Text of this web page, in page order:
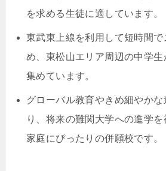
を求める生徒に適しています。
東武東上線を利用して短時間
め、東松山エリア周辺の中学
集めています。
グローバル教育やきめ細やか
り、将来の難関大学への進学
家庭にぴったりの併願校です。